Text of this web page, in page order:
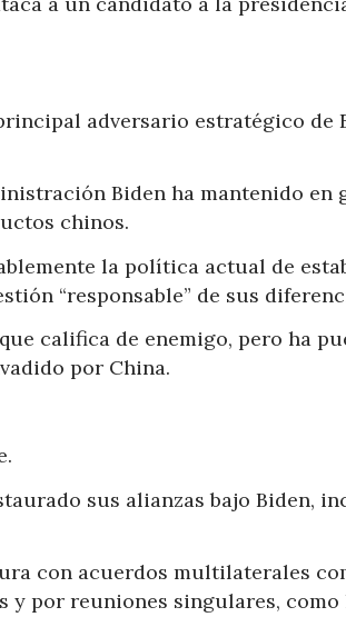
adversario estratégico de
Biden ha mantenido en
chinos.
la política actual de
“responsable” de sus
califica de enemigo, pero ha
por China.
sus alianzas bajo Biden,
con acuerdos multilaterales
por reuniones singulares, como